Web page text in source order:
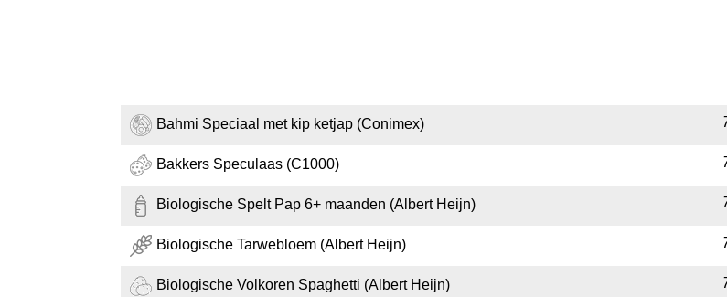
Bahmi Speciaal met kip ketjap (Conimex)
Bakkers Speculaas (C1000)
Biologische Spelt Pap 6+ maanden (Albert Heijn)
Biologische Tarwebloem (Albert Heijn)
Biologische Volkoren Spaghetti (Albert Heijn)